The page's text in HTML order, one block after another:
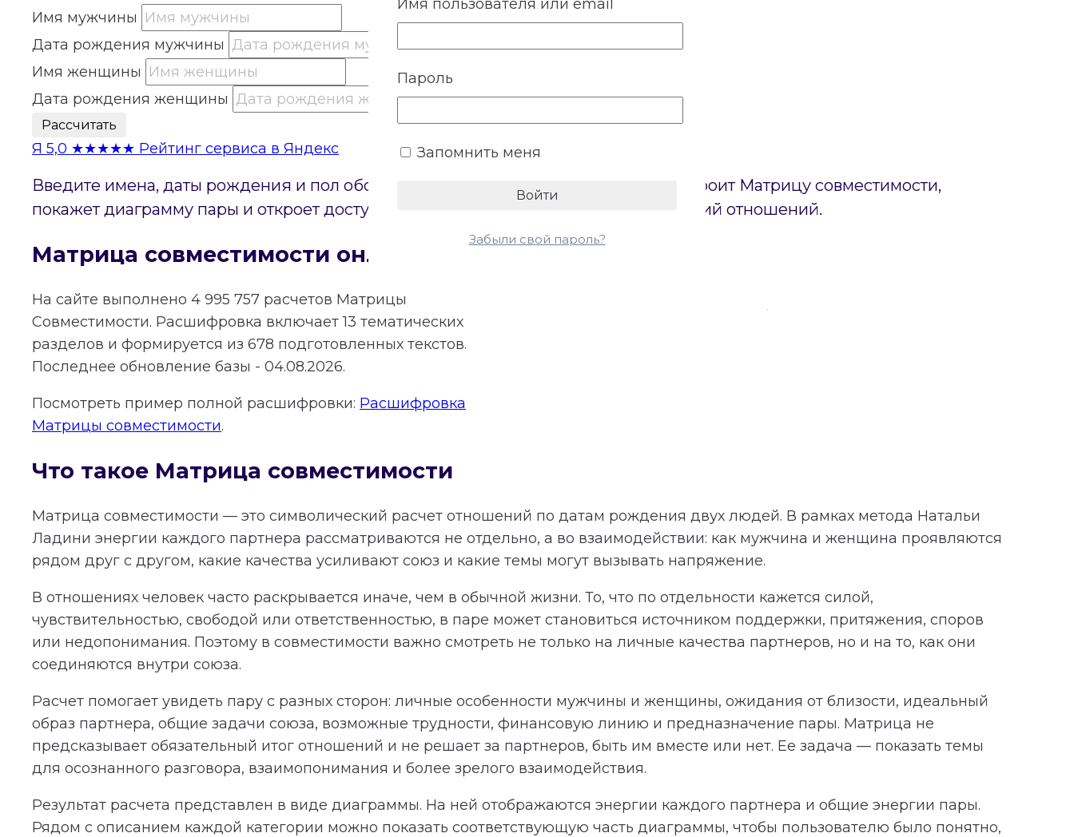
Имя мужчины
Дата рождения мужчины
Имя женщины
Дата рождения женщины
Рассчитать
Я 5,0 ★★★★★ Рейтинг сервиса в Яндекс
Введите имена, даты рождения и пол обоих партнеров. Онлайн-калькулятор построит Матрицу совместимости,
покажет диаграмму пары и откроет доступ к бесплатному расчету основных энергий отношений.
Матрица совместимости онлайн
На сайте выполнено 4 995 757 расчетов Матрицы
Совместимости. Расшифровка включает13 тематических
разделов и формируется из 678 подготовленных текстов.
Последнее обновление базы - 04.08.2026.
Посмотреть пример полной расшифровки: Расшифровка
Матрицы совместимости.
Что такое Матрица совместимости
Матрица совместимости — это символический расчет отношений по датам рождения двух людей. В рамках метода Натальи
Ладини энергии каждого партнера рассматриваются не отдельно, а во взаимодействии: как мужчина и женщина проявляются
рядом друг с другом, какие качества усиливают союз и какие темы могут вызывать напряжение.
В отношениях человек часто раскрывается иначе, чем в обычной жизни. То, что по отдельности кажется силой,
чувствительностью, свободой или ответственностью, в паре может становиться источником поддержки, притяжения, споров
или недопонимания. Поэтому в совместимости важно смотреть не только на личные качества партнеров, но и на то, как они
соединяются внутри союза.
Расчет помогает увидеть пару с разных сторон: личные особенности мужчины и женщины, ожидания от близости, идеальный
образ партнера, общие задачи союза, возможные трудности, финансовую линию и предназначение пары. Матрица не
предсказывает обязательный итог отношений и не решает за партнеров, быть им вместе или нет. Ее задача — показать темы
для осознанного разговора, взаимопонимания и более зрелого взаимодействия.
Результат расчета представлен в виде диаграммы. На ней отображаются энергии каждого партнера и общие энергии пары.
Рядом с описанием каждой категории можно показать соответствующую часть диаграммы, чтобы пользователю было понятно,
Имя пользователя или email
Пароль
Запомнить меня
Забыли свой пароль?